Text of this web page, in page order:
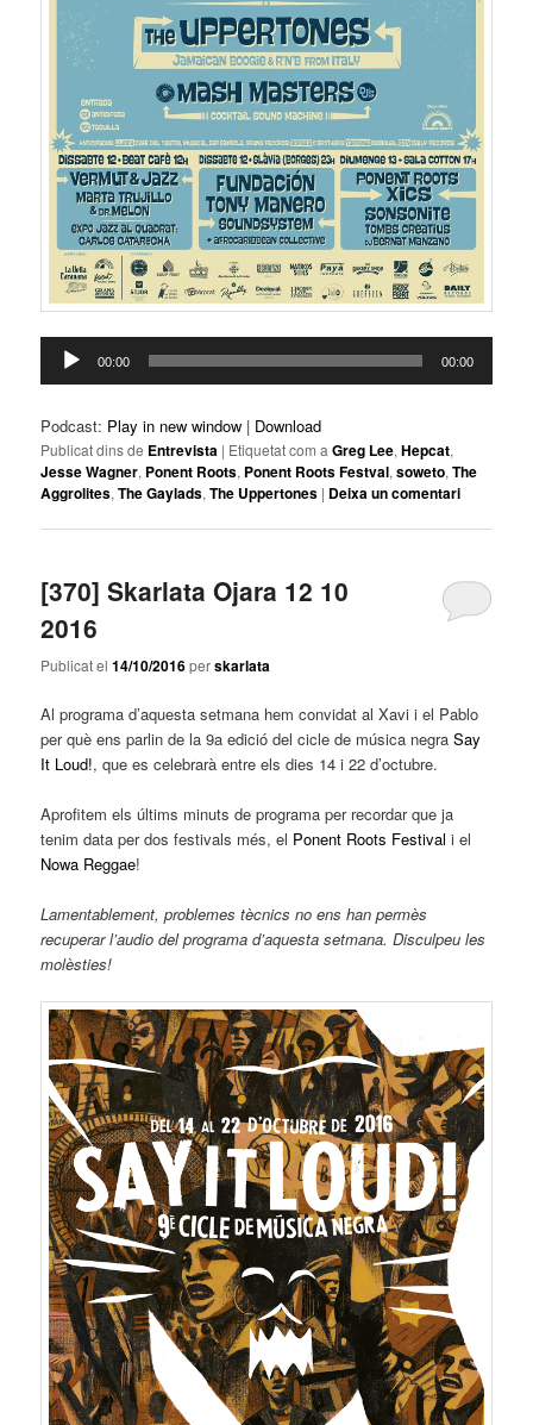
Reproductor
d'àudio
00:00 00:00
Podcast: Play in new window | Download
Publicat dins de Entrevista | Etiquetat com a Greg Lee,Hepcat,
Jesse Wagner, Ponent Roots, Ponent Roots Festval,soweto,The
Aggrolites,The Gaylads,The Uppertones | Deixa un comentari
[370] Skarlata Ojara 12 10
2016
Publicat el14/10/2016perskarlata
Al programa d’aquesta setmana hem convidat al Xavi i el Pablo
per què ens parlin de la 9a edició del cicle de música negraSay
It Loud!, que es celebrarà entre els dies 14 i 22 d’octubre.
Aprofitem els últims minuts de programa per recordar que ja
tenim data per dos festivals més, el Ponent Roots Festival i el
Nowa Reggae!
Lamentablement, problemes tècnics no ens han permès
recuperar l’audio del programa d’aquesta setmana. Disculpeu les
molèsties!